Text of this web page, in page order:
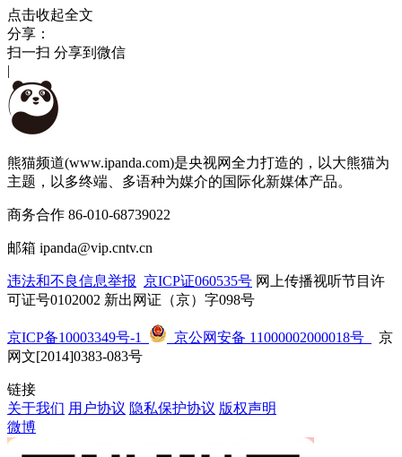
点击收起全文
分享：
扫一扫 分享到微信
|
熊猫频道(www.ipanda.com)是央视网全力打造的，以大熊猫为
主题，以多终端、多语种为媒介的国际化新媒体产品。
商务合作 86-010-68739022
邮箱 ipanda@vip.cntv.cn
违法和不良信息举报 京ICP证060535号 网上传播视听节目许
可证号0102002 新出网证（京）字098号
京ICP备10003349号-1 京公网安备 11000002000018号
京
网文[2014]0383-083号
链接
关于我们 用户协议 隐私保护协议 版权声明
微博